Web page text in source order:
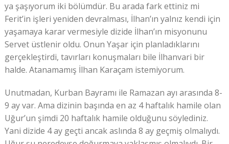
ya şaşıyorum iki bölümdür. Bu arada fark ettiniz mi
Ferit’in işleri yeniden devralması, İlhan’ın yalnız kendi için
yaşamaya karar vermesiyle dizide İlhan’ın misyonunu
Servet üstlenir oldu. Onun Yaşar için planladıklarını
gerçekleştirdi, tavırları konuşmaları bile İlhanvari bir
halde. Atanamamış İlhan Karaçam istemiyorum.
Unutmadan, Kurban Bayramı ile Ramazan ayı arasında 8-
9 ay var. Ama dizinin başında en az 4 haftalık hamile olan
Uğur’un şimdi 20 haftalık hamile olduğunu söylediniz.
Yani dizide 4 ay geçti ancak aslında 8 ay geçmiş olmalıydı.